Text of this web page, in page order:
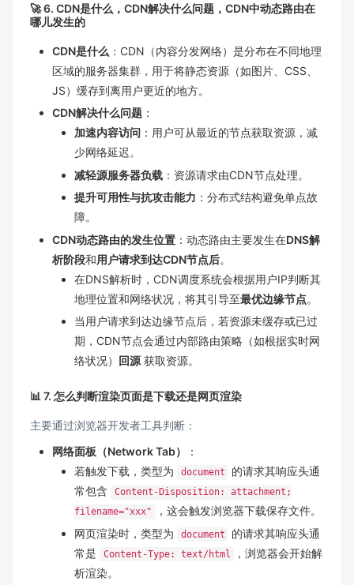
🚀 6. CDN是什么，CDN解决什么问题，CDN中动态路由在
哪儿发生的
CDN是什么 ：CDN（内容分发网络）是分布在不同地理
区域的服务器集群，用于将静态资源（如图片、CSS、
JS）缓存到离用户更近的地方。
CDN解决什么问题 ：
加速内容访问 ：用户可从最近的节点获取资源，减
少网络延迟。
减轻源服务器负载 ：资源请求由CDN节点处理。
提升可用性与抗攻击能力 ：分布式结构避免单点故
障。
CDN动态路由的发生位置 ：动态路由主要发生在DNS解
析阶段和用户请求到达CDN节点后。
在DNS解析时，CDN调度系统会根据用户IP判断其
地理位置和网络状况，将其引导至最优边缘节点。
当用户请求到达边缘节点后，若资源未缓存或已过
期，CDN节点会通过内部路由策略（如根据实时网
络状况） 回源 获取资源。
📊 7. 怎么判断渲染页面是下载还是网页渲染
主要通过浏览器开发者工具判断：
网络面板（Network Tab）
：
若触发下载，类型为
document
的请求其响应头通
常包含
Content-Disposition: attachment;
filename="xxx"
，这会触发浏览器下载保存文件。
网页渲染时，类型为
document
的请求其响应头通
常是
Content-Type: text/html
，浏览器会开始解
析渲染。